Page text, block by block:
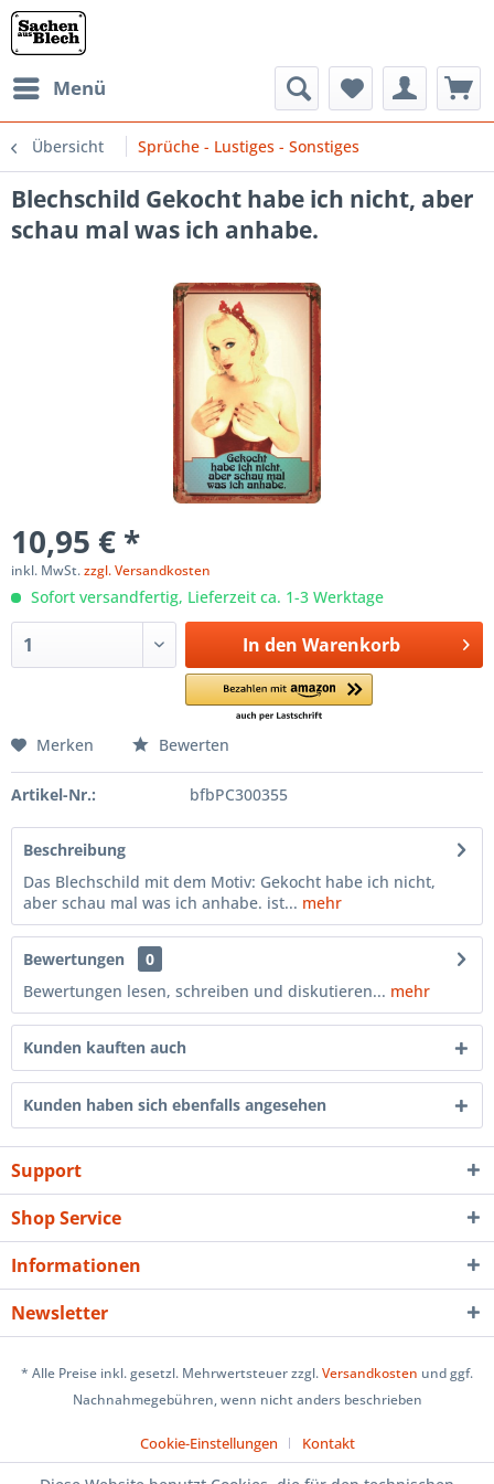
Menü
Übersicht Sprüche - Lustiges - Sonstiges
Blechschild Gekocht habe ich nicht, aber
schau mal was ich anhabe.
10,95 € *
inkl. MwSt.zzgl. Versandkosten
Sofort versandfertig, Lieferzeit ca. 1-3 Werktage
In den Warenkorb
Merken Bewerten
Artikel-Nr.: bfbPC300355
Beschreibung
Das Blechschild mit dem Motiv: Gekocht habe ich nicht,
aber schau mal was ich anhabe. ist... mehr
Bewertungen
0
Bewertungen lesen, schreiben und diskutieren... mehr
Kunden kauften auch
Kunden haben sich ebenfalls angesehen
Support
Shop Service
Informationen
Newsletter
* Alle Preise inkl. gesetzl. Mehrwertsteuer zzgl.Versandkosten und ggf.
Nachnahmegebühren, wenn nicht anders beschrieben
Cookie-Einstellungen Kontakt